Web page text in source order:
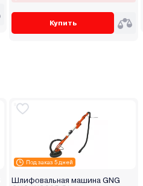
Купить
Под заказ 5 дней
Шлифовальная машина GNG